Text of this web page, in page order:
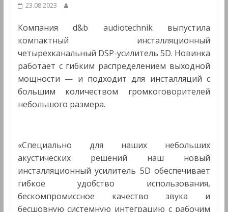
23.08.2023
Компания d&b audiotechnik выпустила
компактный инсталляционный
четырехканальный DSP-усилитель 5D. Новинка
работает с гибким распределением выходной
мощности — и подходит для инсталляций с
большим количеством громкоговорителей
небольшого размера.
«Специально для наших небольших
акустических решений наш новый
инсталляционный усилитель 5D обеспечивает
гибкое удобство использования,
бескомпромиссное качество звука и
бесшовную системную интеграцию с рабочим